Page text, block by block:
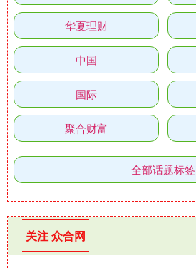
华夏理财
中国
国际
聚合财富
全部话题标签
关注 众合网